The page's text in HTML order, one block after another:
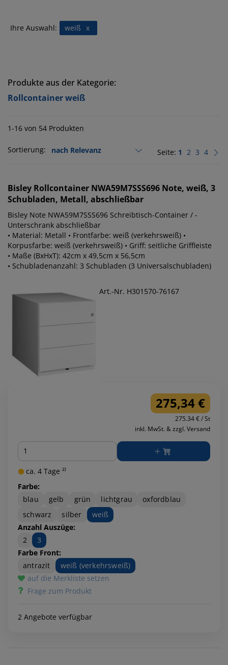
Ihre Auswahl: x
weiß
Produkte aus der Kategorie:
Rollcontainer weiß
1-16 von 54 Produkten
Sortierung: Seite: 1 2 3 4
Bisley Rollcontainer NWA59M7SSS696 Note, weiß, 3
Schubladen, Metall, abschließbar
Bisley Note NWA59M7SSS696 Schreibtisch-Container / -
Unterschrank abschließbar
• Material: Metall • Frontfarbe: weiß (verkehrsweiß) •
Korpusfarbe: weiß (verkehrsweiß) • Griff: seitliche Griffleiste
• Maße (BxHxT): 42cm x 49,5cm x 56,5cm
• Schubladenanzahl: 3 Schubladen (3 Universalschubladen)
Art.-Nr. H301570-76167
275,34 €
275.34 € / St
inkl. MwSt. & zzgl. Versand
Menge
ca. 4 Tage ²⁾
Farbe:
blau
gelb grün lichtgrau
oxfordblau
schwarz
silber
weiß
Anzahl Auszüge:
2
3
Farbe Front:
antrazit
weiß (verkehrsweiß)
auf die Merkliste setzen
Frage zum Produkt
2 Angebote verfügbar